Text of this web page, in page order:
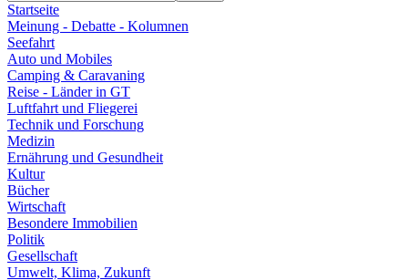
Startseite
Meinung - Debatte - Kolumnen
Seefahrt
Auto und Mobiles
Camping & Caravaning
Reise - Länder in GT
Luftfahrt und Fliegerei
Technik und Forschung
Medizin
Ernährung und Gesundheit
Kultur
Bücher
Wirtschaft
Besondere Immobilien
Politik
Gesellschaft
Umwelt, Klima, Zukunft